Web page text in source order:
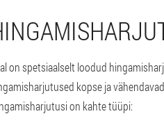
on spetsiaalselt loodud
kopse ja
on kahte tüüpi: